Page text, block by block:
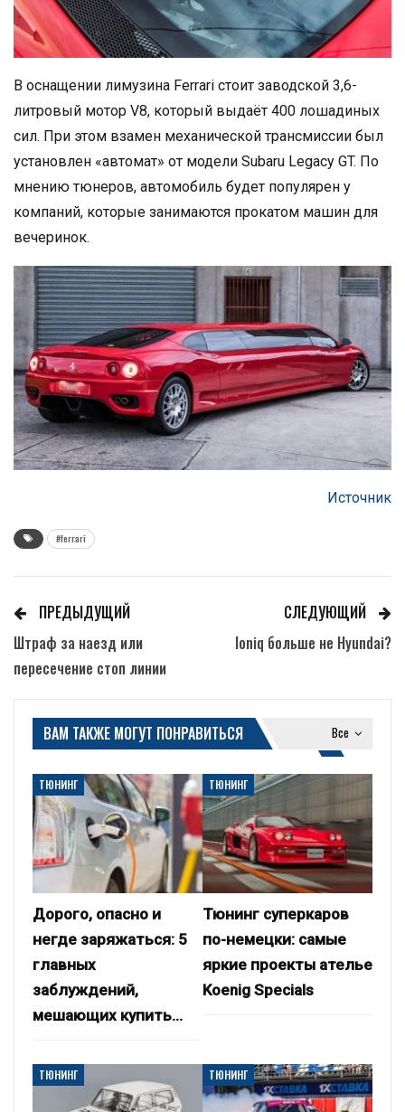
В оснащении лимузина Ferrari стоит заводской 3,6-
литровый мотор V8, который выдаёт 400 лошадиных
сил. При этом взамен механической трансмиссии был
установлен «автомат» от модели Subaru Legacy GT. По
мнению тюнеров, автомобиль будет популярен у
компаний, которые занимаются прокатом машин для
вечеринок.
Источник
#ferrari
ПРЕДЫДУЩИЙ
Штраф за наезд или
пересечение стоп линии
СЛЕДУЮЩИЙ
Ioniq больше не Hyundai?
Все
ВАМ ТАКЖЕ МОГУТ ПОНРАВИТЬСЯ
ТЮНИНГ
Дорого, опасно и
негде заряжаться: 5
главных
заблуждений,
мешающих купить…
ТЮНИНГ
Тюнинг суперкаров
по-немецки: самые
яркие проекты ателье
Koenig Specials
ТЮНИНГ ТЮНИНГ